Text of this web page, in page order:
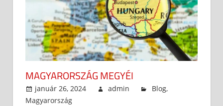
MAGYARORSZÁG MEGYÉI
január 26, 2024 admin Blog,
Magyarország